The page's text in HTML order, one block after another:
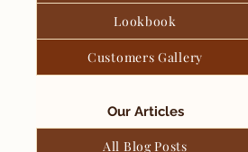
Lookbook
Customers Gallery
Our Articles
All Blog Posts